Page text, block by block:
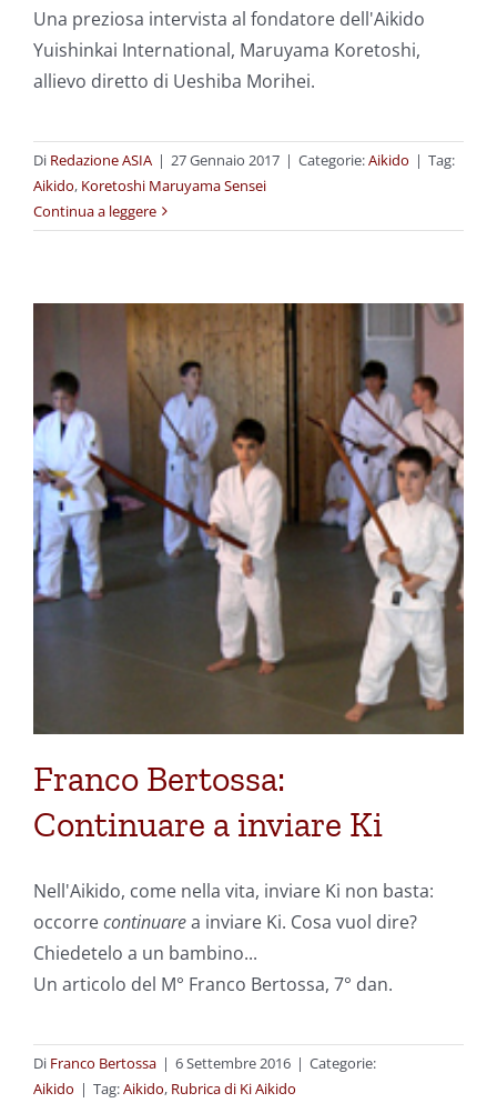
Una preziosa intervista al fondatore dell'Aikido
Yuishinkai International, Maruyama Koretoshi,
allievo diretto di Ueshiba Morihei.
Di Redazione ASIA | 27 Gennaio 2017 | Categorie:Aikido | Tag:
Aikido, Koretoshi Maruyama Sensei
Continua a leggere
Franco Bertossa:
Continuare a inviare Ki
Nell'Aikido, come nella vita, inviare Ki non basta:
occorrecontinuarea inviare Ki. Cosa vuol dire?
Chiedetelo a un bambino...
Un articolo del M° Franco Bertossa, 7° dan.
Di Franco Bertossa | 6 Settembre 2016 | Categorie:
Aikido | Tag:Aikido, Rubrica di Ki Aikido